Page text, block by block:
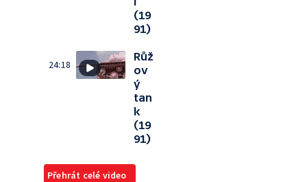
(19
91)
24:18
Růž
ov
ý
tan
k
(19
91)
Přehrát celé video